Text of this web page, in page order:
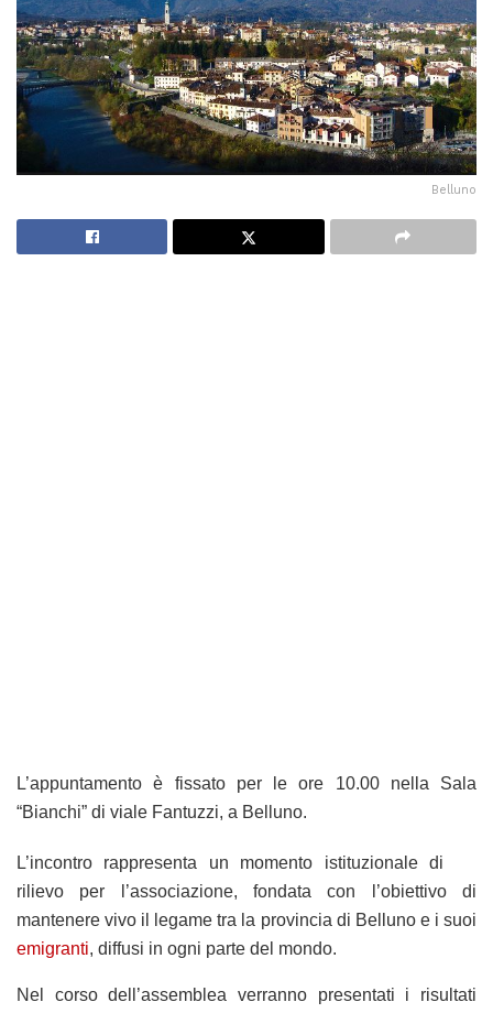
Belluno
L’appuntamento è fissato per le ore 10.00 nella Sala
“Bianchi” di viale Fantuzzi, a Belluno.
L’incontro rappresenta un momento istituzionale di
rilievo per l’associazione, fondata con l’obiettivo di
mantenere vivo il legame tra la provincia di Belluno e i suoi
emigranti, diffusi in ogni parte del mondo.
Nel corso dell’assemblea verranno presentati i risultati